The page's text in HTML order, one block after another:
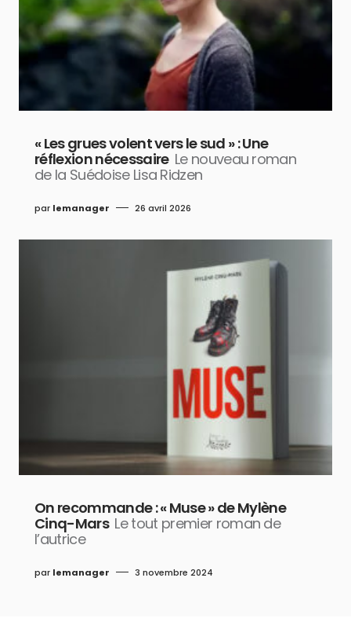
« Les grues volent vers le sud » : Une
réflexion nécessaire Le nouveau roman
de la Suédoise Lisa Ridzen
par lemanager 26 avril 2026
On recommande : « Muse » de Mylène
Cinq-Mars Le tout premier roman de
l’autrice
par lemanager 3 novembre 2024